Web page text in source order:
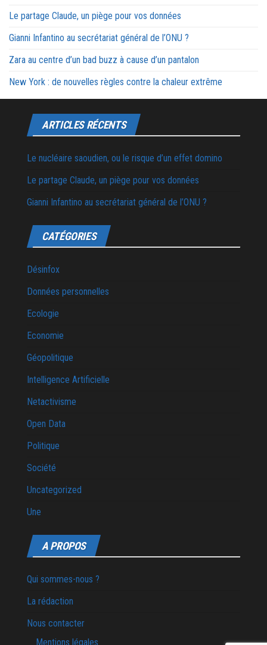
Le partage Claude, un piège pour vos données
Gianni Infantino au secrétariat général de l’ONU ?
Zara au centre d’un bad buzz à cause d’un pantalon
New York : de nouvelles règles contre la chaleur extrême
ARTICLES RÉCENTS
Le nucléaire saoudien, ou le risque d’un effet domino
Le partage Claude, un piège pour vos données
Gianni Infantino au secrétariat général de l’ONU ?
CATÉGORIES
Désinfox
Données personnelles
Ecologie
Economie
Géopolitique
Intelligence Artificielle
Netactivisme
Open Data
Politique
Société
Uncategorized
Une
A PROPOS
Qui sommes-nous ?
La rédaction
Nous contacter
Mentions légales